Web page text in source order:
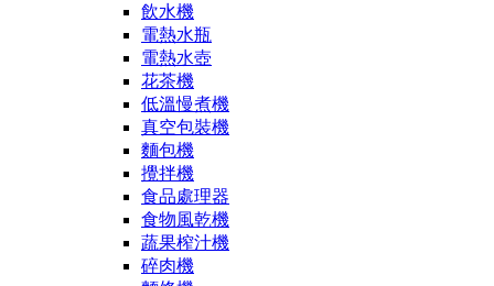
飲水機
電熱水瓶
電熱水壺
花茶機
低溫慢煮機
真空包裝機
麵包機
攪拌機
食品處理器
食物風乾機
蔬果榨汁機
碎肉機